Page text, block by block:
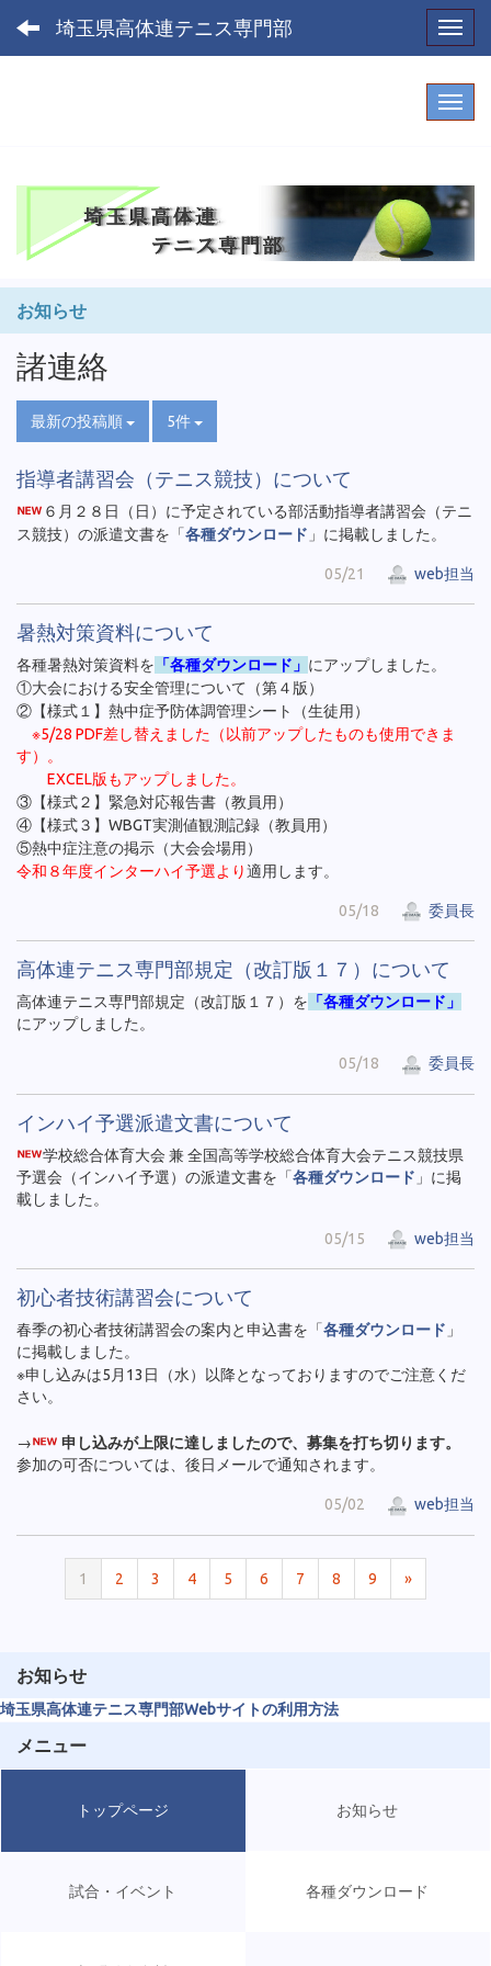
埼玉県高体連テニス専門部
お知らせ
諸連絡
最新の投稿順 5件
指導者講習会（テニス競技）について
６月２８日（日）に予定されている部活動指導者講習会（テニ
ス競技）の派遣文書を「各種ダウンロード 」に掲載しました。
05/21 web担当
暑熱対策資料について
各種暑熱対策資料を 「各種ダウンロード」 にアップしました。
①大会における安全管理について（第４版）
②【様式１】熱中症予防体調管理シート（生徒用）
※5/28 PDF差し替えました（以前アップしたものも使用できま
す）。
EXCEL版もアップしました。
③【様式２】緊急対応報告書（教員用）
④【様式３】WBGT実測値観測記録（教員用）
⑤熱中症注意の掲示（大会会場用）
令和８年度インターハイ予選より適用します。
05/18 委員長
高体連テニス専門部規定（改訂版１７）について
高体連テニス専門部規定（改訂版１７）を 「各種ダウンロード」
にアップしました。
05/18 委員長
インハイ予選派遣文書について
学校総合体育大会 兼 全国高等学校総合体育大会テニス競技県
予選会（インハイ予選）の派遣文書を「各種ダウンロード 」に掲
載しました。
05/15 web担当
初心者技術講習会について
春季の初心者技術講習会の案内と申込書を「各種ダウンロード 」
に掲載しました。
※申し込みは5月13日（水）以降となっておりますのでご注意くだ
さい。
→
申し込みが上限に達しましたので、募集を打ち切ります。
参加の可否については、後日メールで通知されます。
05/02 web担当
1 2 3 4 5 6 7 8 9 »
お知らせ
埼玉県高体連テニス専門部Webサイトの利用方法
メニュー
トップページ お知らせ
試合・イベント 各種ダウンロード